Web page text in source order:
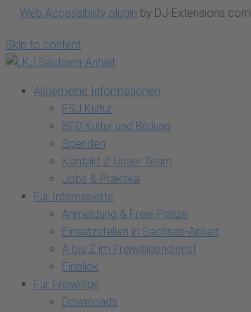
Web Accessibility plugin by DJ-Extensions.com
Skip to content
Allgemeine Informationen
FSJ Kultur
BFD Kultur und Bildung
Spenden
Kontakt // Unser Team
Jobs & Praktika
Für Interessierte
Anmeldung & Freie Plätze
Einsatzstellen in Sachsen-Anhalt
A bis Z im Freiwilligendienst
Einblick
Für Freiwillige
Downloads